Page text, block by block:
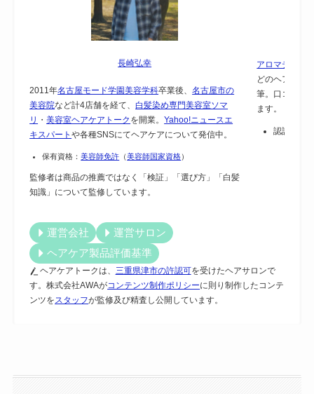
長崎弘幸
2011年名古屋モード学園美容学科卒業後、名古屋市の
美容院など計4店舗を経て、白髪染め専門美容室ソマ
リ ・美容室ヘアケアトーク を開業。Yahoo!ニュースエ
キスパートや各種SNSにてヘアケアについて発信中。
保有資格：美容師免許 （美容師国家資格）
監修者は商品の推薦ではなく「検証」「選び方」「白髪
知識」について監修しています。
アロマテラピ
どのヘアケア
筆。口コミで
ます。
認証：
運営会社
運営サロン
ヘアケア製品評価基準
ヘアケアトークは、 三重県津市の許認可を受けたヘアサロンで
す。株式会社AWAがコンテンツ制作ポリシーに則り制作したコンテ
ンツをスタッフが監修及び精査し公開しています。